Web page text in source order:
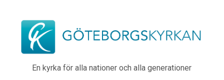
En kyrka för alla nationer och alla generationer